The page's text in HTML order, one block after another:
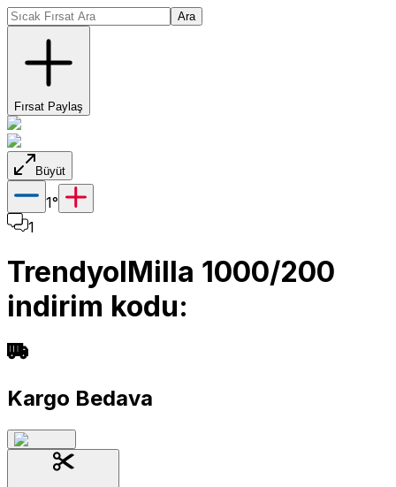
Ara
Fırsat Paylaş
Büyüt
1°
1
TrendyolMilla 1000/200
indirim kodu:
Kargo Bedava